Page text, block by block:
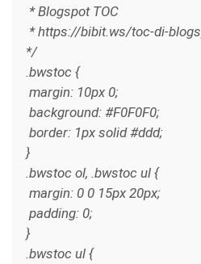
* Blogspot TOC
* https://bibit.ws/toc-di-
*/
.bwstoc {
margin: 10px 0;
background: #F0F0F0;
border: 1px solid #ddd;
}
.bwstoc ol, .bwstoc ul {
margin: 0 0 15px 20px;
padding: 0;
}
.bwstoc ul {